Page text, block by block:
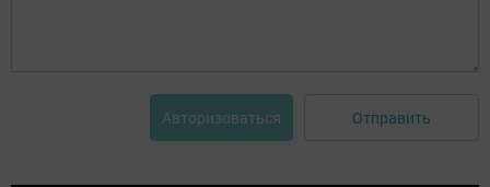
Авторизоваться Отправить